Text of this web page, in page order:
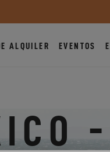
ALQUILER EVENTOS
-